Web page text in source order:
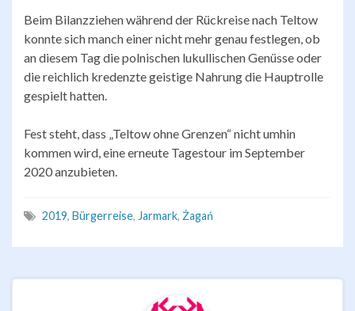
Beim Bilanzziehen während der Rückreise nach Teltow
konnte sich manch einer nicht mehr genau festlegen, ob
an diesem Tag die polnischen lukullischen Genüsse oder
die reichlich kredenzte geistige Nahrung die Hauptrolle
gespielt hatten.
Fest steht, dass „Teltow ohne Grenzen“ nicht umhin
kommen wird, eine erneute Tagestour im September
2020 anzubieten.
2019, Bürgerreise, Jarmark, Żagań